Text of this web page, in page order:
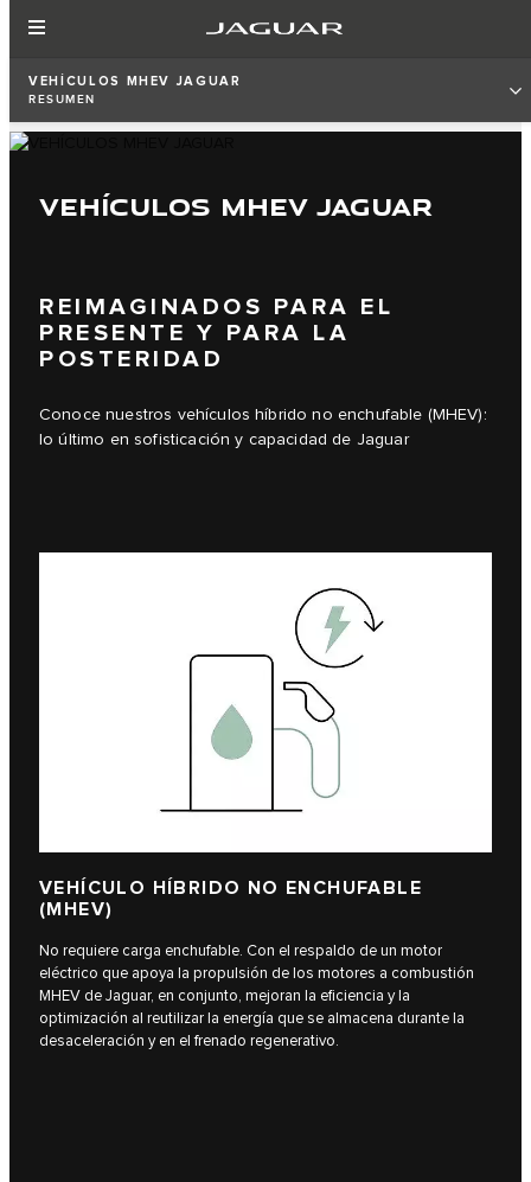
VEHÍCULOS MHEV JAGUAR
RESUMEN
VEHÍCULOS MHEV JAGUAR
REIMAGINADOS PARA EL
PRESENTE Y PARA LA
POSTERIDAD
Conoce nuestros vehículos híbrido no enchufable (MHEV):
lo último en sofisticación y capacidad de Jaguar
VEHÍCULO HÍBRIDO NO ENCHUFABLE
(MHEV)
No requiere carga enchufable. Con el respaldo de un motor
eléctrico que apoya la propulsión de los motores a combustión
MHEV de Jaguar, en conjunto, mejoran la eficiencia y la
optimización al reutilizar la energía que se almacena durante la
desaceleración y en el frenado regenerativo.